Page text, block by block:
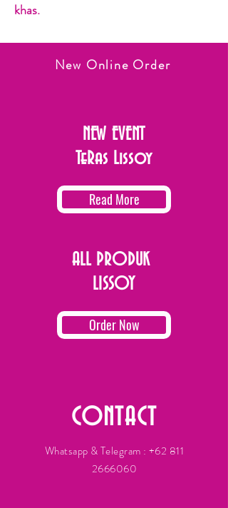
khas.
New Online Order
NEW EVENT
TeRas Lissoy
Read More
ALL PRODUK
LISSOY
Order Now
CONTACT
Whatsapp & Telegram : +62 811
2666060